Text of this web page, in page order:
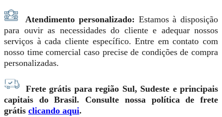
Atendimento personalizado: Estamos à disposição
para ouvir as necessidades do cliente e adequar nossos
serviços à cada cliente específico. Entre em contato com
nosso time comercial caso precise de condições de compra
personalizadas.
Frete grátis para região Sul, Sudeste e principais
capitais do Brasil. Consulte nossa política de frete
grátis clicando aqui.